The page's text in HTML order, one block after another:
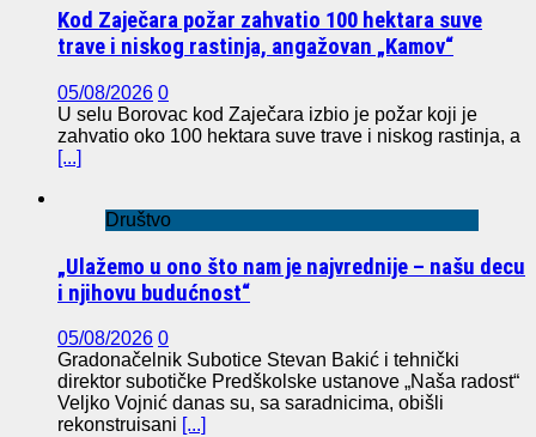
Kod Zaječara požar zahvatio 100 hektara suve
trave i niskog rastinja, angažovan „Kamov“
05/08/2026 0
U selu Borovac kod Zaječara izbio je požar koji je
zahvatio oko 100 hektara suve trave i niskog rastinja, a
[...]
Društvo
„Ulažemo u ono što nam je najvrednije – našu decu
i njihovu budućnost“
05/08/2026 0
Gradonačelnik Subotice Stevan Bakić i tehnički
direktor subotičke Predškolske ustanove „Naša radost“
Veljko Vojnić danas su, sa saradnicima, obišli
rekonstruisani [...]